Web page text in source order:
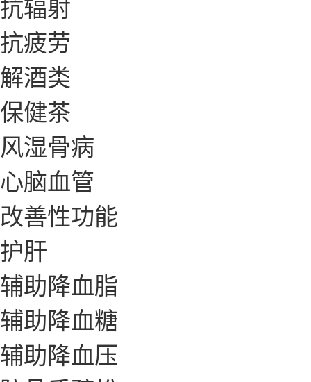
抗辐射
抗疲劳
解酒类
保健茶
风湿骨病
心脑血管
改善性功能
护肝
辅助降血脂
辅助降血糖
辅助降血压